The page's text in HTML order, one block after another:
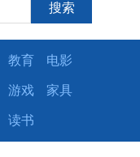
搜索
教育 电影
游戏 家具
读书